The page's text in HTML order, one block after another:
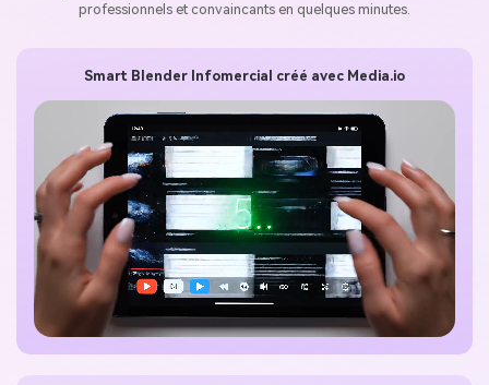
professionnels et convaincants en quelques minutes.
Smart Blender Infomercial créé avec Media.io